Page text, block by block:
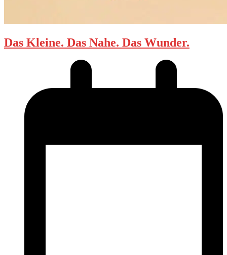
Das Kleine. Das Nahe. Das Wunder.